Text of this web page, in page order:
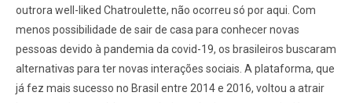
outrora well-liked Chatroulette, não ocorreu só por aqui. Com
menos possibilidade de sair de casa para conhecer novas
pessoas devido à pandemia da covid-19, os brasileiros buscaram
alternativas para ter novas interações sociais. A plataforma, que
já fez mais sucesso no Brasil entre 2014 e 2016, voltou a atrair